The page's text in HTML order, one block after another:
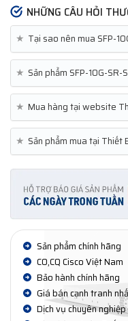
NHỮNG CÂU HỎI
★ Tại sao nên mua SFP-
★ Sản phẩm SFP-10G-SR-
★ Mua hàng tại website
★ Sản phẩm mua tại Thiết
Sản phẩm chính hãng
CO,CQ Cisco Việt Nam
Bảo hành chính hãng
Giá bán cạnh tranh
Dịch vụ chuyên nghiệp